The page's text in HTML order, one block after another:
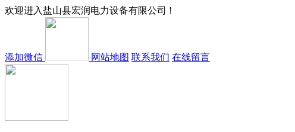
欢迎进入盐山县宏润电力设备有限公司 !
添加微信 网站地图 联系我们 在线留言